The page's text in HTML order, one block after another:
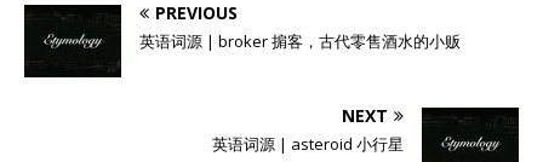
PREVIOUS
英语词源 | broker 掮客，古代零售酒水的小贩
NEXT
英语词源 | asteroid 小行星